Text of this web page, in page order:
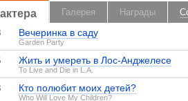
Галерея Награды
Вечеринка в саду
Garden Party
Жить и умереть в Лос-Анджелесе
To Live and Die in L.A.
Кто полюбит моих детей?
Who Will Love My Children?
на IMDB.com
своим мнением